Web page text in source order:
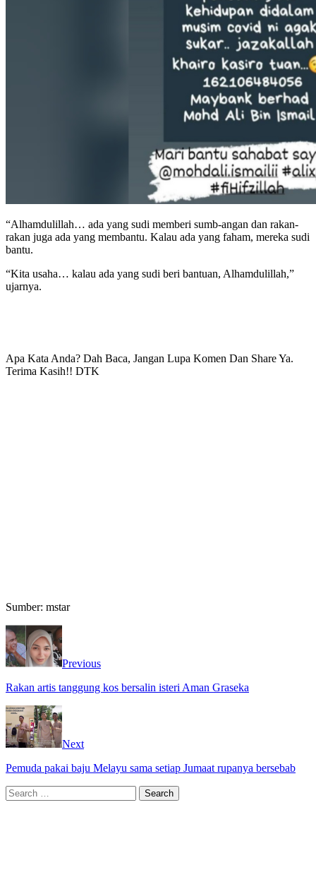
“Alhamdulillah… ada yang sudi memberi sumb-angan dan rakan-
rakan juga ada yang membantu. Kalau ada yang faham, mereka sudi
bantu.
“Kita usaha… kalau ada yang sudi beri bantuan, Alhamdulillah,”
ujarnya.
Apa Kata Anda? Dah Baca, Jangan Lupa Komen Dan Share Ya.
Terima Kasih!! DTK
Sumber: mstar
Previous
Rakan artis tanggung kos bersalin isteri Aman Graseka
Next
Pemuda pakai baju Melayu sama setiap Jumaat rupanya bersebab
Search
for: